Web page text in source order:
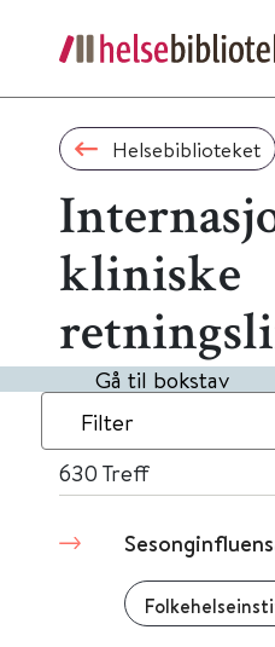
Helsebiblioteket
kliniske
Gå til bokstav
Filter
630 Treff